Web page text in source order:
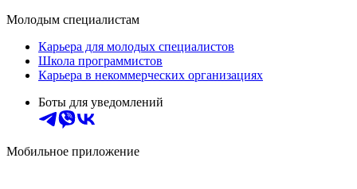
Молодым специалистам
Карьера для молодых специалистов
Школа программистов
Карьера в некоммерческих организациях
Боты для уведомлений
Мобильное приложение